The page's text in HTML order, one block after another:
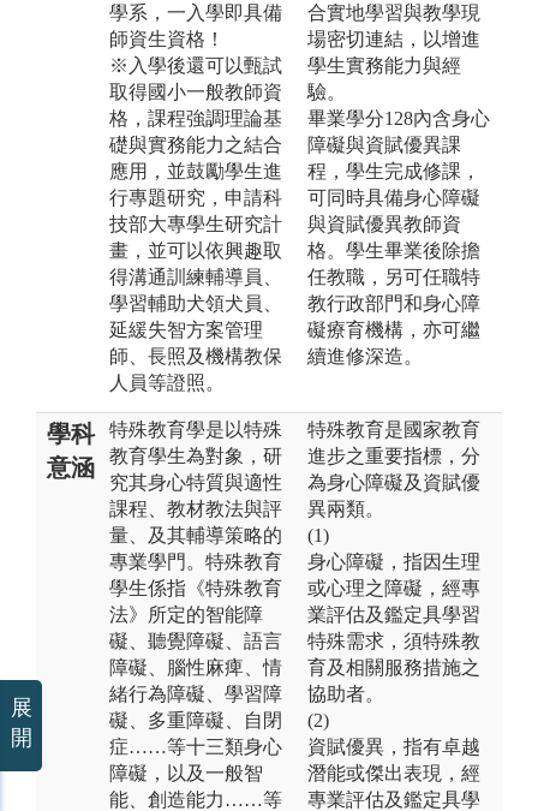
學系，一入學即具備
師資生資格！
※入學後還可以甄試
取得國小一般教師資
格，課程強調理論基
礎與實務能力之結合
應用，並鼓勵學生進
行專題研究，申請科
技部大專學生研究計
畫，並可以依興趣取
得溝通訓練輔導員、
學習輔助犬領犬員、
延緩失智方案管理
師、長照及機構教保
人員等證照。
合實地學習與教學現
場密切連結，以增進
學生實務能力與經
驗。
畢業學分128內含身心
障礙與資賦優異課
程，學生完成修課，
可同時具備身心障礙
與資賦優異教師資
格。學生畢業後除擔
任教職，另可任職特
教行政部門和身心障
礙療育機構，亦可繼
續進修深造。
學科
意涵
特殊教育學是以特殊
教育學生為對象，研
究其身心特質與適性
課程、教材教法與評
量、及其輔導策略的
專業學門。特殊教育
學生係指《特殊教育
法》所定的智能障
礙、聽覺障礙、語言
障礙、腦性麻痺、情
緒行為障礙、學習障
礙、多重障礙、自閉
症……等十三類身心
障礙，以及一般智
能、創造能力……等
特殊教育是國家教育
進步之重要指標，分
為身心障礙及資賦優
異兩類。
(1)
身心障礙，指因生理
或心理之障礙，經專
業評估及鑑定具學習
特殊需求，須特殊教
育及相關服務措施之
協助者。
(2)
資賦優異，指有卓越
潛能或傑出表現，經
專業評估及鑑定具學
展
開